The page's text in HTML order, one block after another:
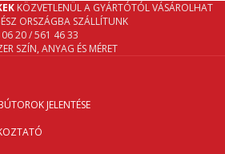
KÖZVETLENÜL A GYÁRTÓTÓL VÁSÁROLHAT
ORSZÁGBA SZÁLLÍTUNK
06 20 / 561 46 33
SZÍN, ANYAG ÉS MÉRET
JELENTÉSE